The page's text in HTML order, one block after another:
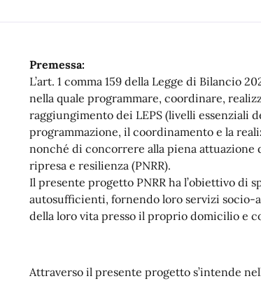
Premessa:
L’art. 1 comma 159 della Legge di Bilancio
nella quale programmare, coordinare,
raggiungimento dei LEPS (livelli essenziali
programmazione, il coordinamento e la
nonché di concorrere alla piena
ripresa e resilienza (PNRR).
Il presente progetto PNRR ha l’obiettivo di
autosufficienti, fornendo loro servizi socio-
della loro vita presso il proprio domicilio e
Attraverso il presente progetto s’intende